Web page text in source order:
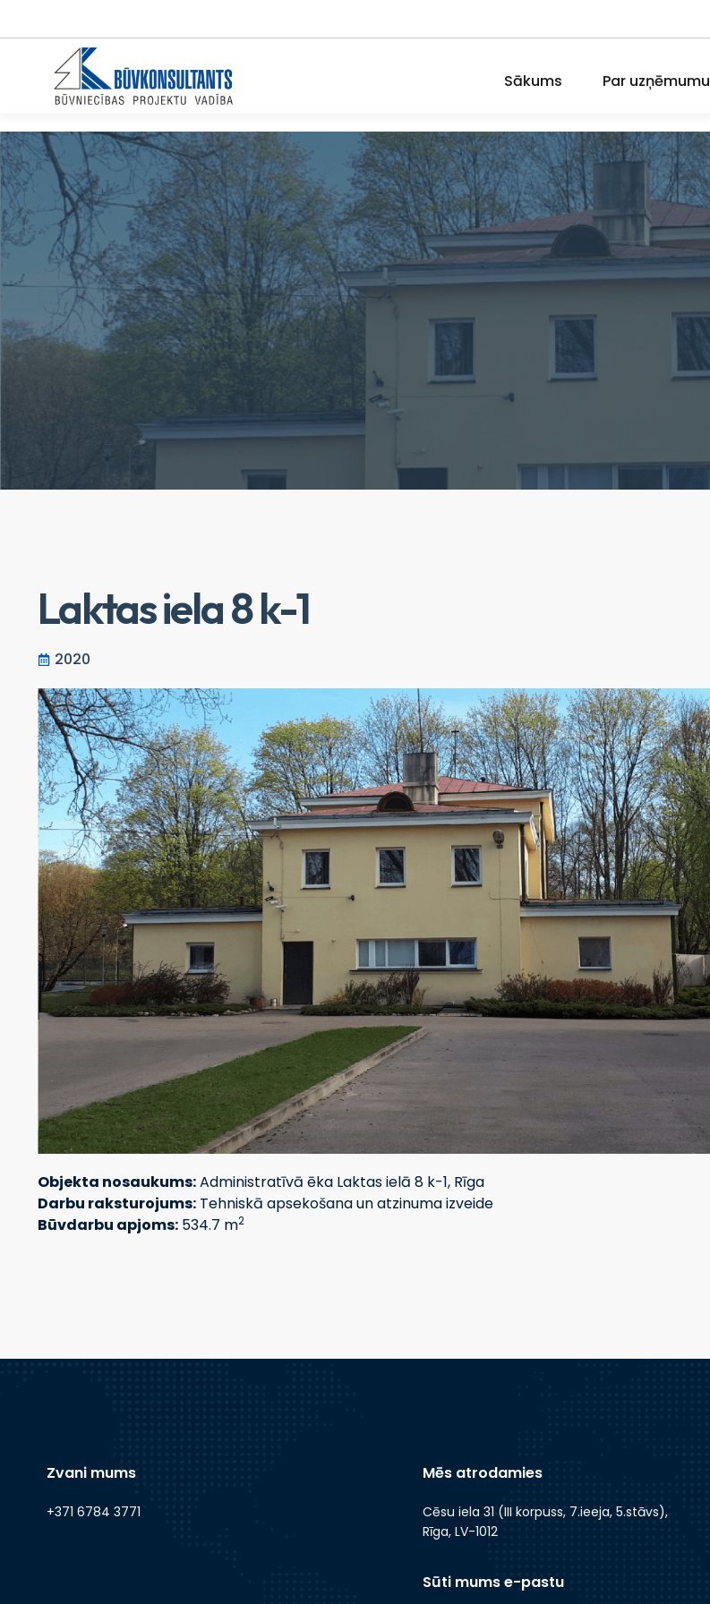
Sākums Par uzņēmumu
Laktas iela 8 k-1
2020
Objekta nosaukums:Administratīvā ēka Laktas ielā 8 k-1, Rīga
Darbu raksturojums: Tehniskā apsekošana un atzinuma izveide
Būvdarbu apjoms: 534.7 m2
Zvani mums
+371 6784 3771
Mēs atrodamies
Cēsu iela 31 (III korpuss, 7.ieeja, 5.stāvs),
Rīga, LV-1012
Sūti mums e-pastu